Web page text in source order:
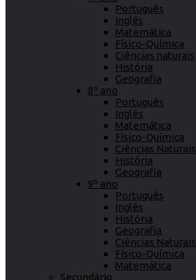
Português
Inglês
Matemática
Físico-Química
Ciências naturais
História
Geografia
8º ano
Português
Inglês
Matemática
Físico-Química
Ciências Naturais
História
Geografia
9º ano
Português
Inglês
História
Geografia
Ciências Naturais
Físico-Química
Matemática
Secundário